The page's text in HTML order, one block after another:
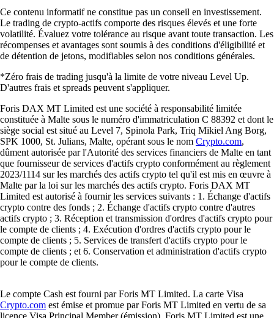
Ce contenu informatif ne constitue pas un conseil en investissement.
Le trading de crypto-actifs comporte des risques élevés et une forte
volatilité. Évaluez votre tolérance au risque avant toute transaction. Les
récompenses et avantages sont soumis à des conditions d'éligibilité et
de détention de jetons, modifiables selon nos conditions générales.
*Zéro frais de trading jusqu'à la limite de votre niveau Level Up.
D'autres frais et spreads peuvent s'appliquer.
Foris DAX MT Limited est une société à responsabilité limitée
constituée à Malte sous le numéro d'immatriculation C 88392 et dont le
siège social est situé au Level 7, Spinola Park, Triq Mikiel Ang Borg,
SPK 1000, St. Julians, Malte, opérant sous le nom Crypto.com,
dûment autorisée par l'Autorité des services financiers de Malte en tant
que fournisseur de services d'actifs crypto conformément au règlement
2023/1114 sur les marchés des actifs crypto tel qu'il est mis en œuvre à
Malte par la loi sur les marchés des actifs crypto. Foris DAX MT
Limited est autorisé à fournir les services suivants : 1. Échange d'actifs
crypto contre des fonds ; 2. Échange d'actifs crypto contre d'autres
actifs crypto ; 3. Réception et transmission d'ordres d'actifs crypto pour
le compte de clients ; 4. Exécution d'ordres d'actifs crypto pour le
compte de clients ; 5. Services de transfert d'actifs crypto pour le
compte de clients ; et 6. Conservation et administration d'actifs crypto
pour le compte de clients.
Le compte Cash est fourni par Foris MT Limited. La carte Visa
Crypto.com est émise et promue par Foris MT Limited en vertu de sa